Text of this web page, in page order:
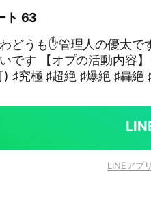
ト 63
どうも✋管理人の優太
トマルチ、 ♯雑談
♯究極 ♯超絶 ♯爆絶 ♯轟絶
LINEアプ